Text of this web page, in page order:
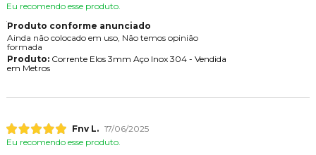
Eu recomendo esse produto.
Produto conforme anunciado
Ainda não colocado em uso, Não temos opinião
formada
Produto:Corrente Elos 3mm Aço Inox 304 - Vendida
em Metros
Fnv L. 17/06/2025
Eu recomendo esse produto.